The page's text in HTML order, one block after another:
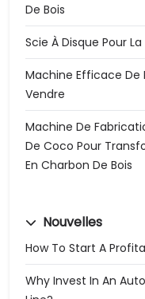
De Bois
Scie À Disque Pour
Machine Efficace De
Vendre
Machine De
De Coco Pour
En Charbon De Bois
Nouvelles
How To Start A
Why Invest In An